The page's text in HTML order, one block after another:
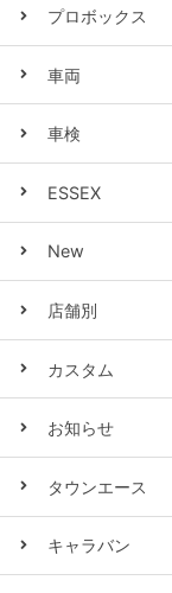
プロボックス
車両
車検
ESSEX
New
店舗別
カスタム
お知らせ
タウンエース
キャラバン